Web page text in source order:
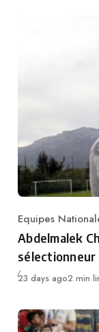
Category
Equipes
Abdelmalek
sélectionneur
Publié
23 days ago2 min